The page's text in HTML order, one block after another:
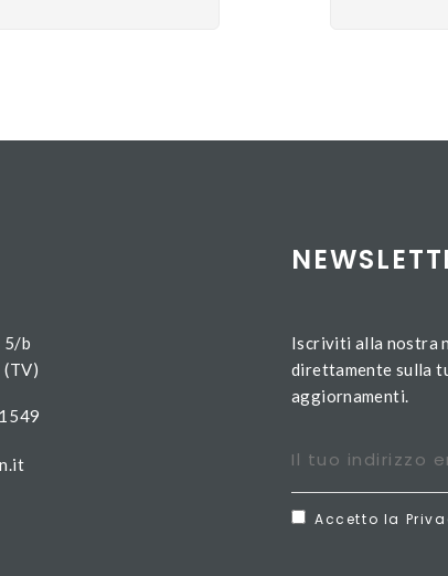
5/b
Iscriviti alla nostra
direttamente sulla
aggiornamenti.
Accetto la